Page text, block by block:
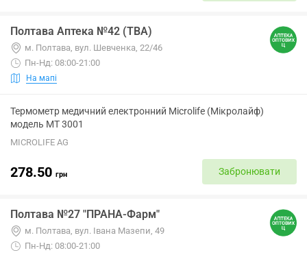
Полтава Аптека №42 (ТВА)
м. Полтава, вул. Шевченка, 22/46
Пн-Нд: 08:00-21:00
На мапі
Термометр медичний електронний Microlife (Мікролайф)
модель МТ 3001
MICROLIFE AG
278.50 грн Забронювати
Полтава №27 "ПРАНА-Фарм"
м. Полтава, вул. Івана Мазепи, 49
Пн-Нд: 08:00-21:00